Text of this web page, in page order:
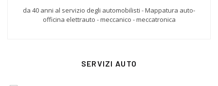
da 40 anni al servizio degli automobilisti - Mappatura auto-
officina elettrauto - meccanico - meccatronica
SERVIZI AUTO